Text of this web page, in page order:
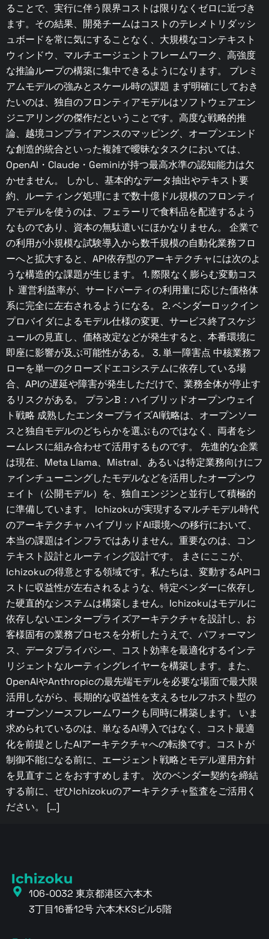
ることで、実行に伴う限界コストは限りなくゼロに近づき
ます。その結果、開発チームはコストのテレメトリダッシ
ュボードを常に気にすることなく、大規模なコンテキスト
ウィンドウ、マルチエージェントフレームワーク、高強度
な推論ループの構築に集中できるようになります。 プレミ
アムモデルの強みとスケール時の課題 まず明確にしておき
たいのは、独自のフロンティアモデルはソフトウェアエン
ジニアリングの傑作だということです。高度な戦略的推
論、越境コンプライアンスのマッピング、オープンエンド
な創造的統合といった複雑で曖昧なタスクにおいては、
OpenAI・Claude・Geminiが持つ最高水準の認知能力は欠
かせません。 しかし、基本的なデータ抽出やテキスト要
約、ルーティング処理にまで数十億ドル規模のフロンティ
アモデルを使うのは、フェラーリで食料品を配達するよう
なものであり、資本の無駄遣いにほかなりません。 企業で
の利用が小規模な試験導入から数千規模の自動化業務フロ
ーへと拡大すると、API依存型のアーキテクチャには次のよ
うな構造的な課題が生じます。 1. 際限なく膨らむ変動コス
ト 運営利益率が、サードパーティの利用量に応じた価格体
系に完全に左右されるようになる。 2. ベンダーロックイン
プロバイダによるモデル仕様の変更、サービス終了スケジ
ュールの見直し、価格改定などが発生すると、本番環境に
即座に影響が及ぶ可能性がある。 3. 単一障害点 中核業務フ
ローを単一のクローズドエコシステムに依存している場
合、APIの遅延や障害が発生しただけで、業務全体が停止す
るリスクがある。 プランB：ハイブリッドオープンウェイ
ト戦略 成熟したエンタープライズAI戦略は、オープンソー
スと独自モデルのどちらかを選ぶものではなく、両者をシ
ームレスに組み合わせて活用するものです。 先進的な企業
は現在、Meta Llama、Mistral、あるいは特定業務向けにフ
ァインチューニングしたモデルなどを活用したオープンウ
ェイト（公開モデル）を、独自エンジンと並行して積極的
に準備しています。 Ichizokuが実現するマルチモデル時代
のアーキテクチャ ハイブリッドAI環境への移行において、
本当の課題はインフラではありません。重要なのは、コン
テキスト設計とルーティング設計です。 まさにここが、
Ichizokuの得意とする領域です。私たちは、変動するAPIコ
ストに収益性が左右されるような、特定ベンダーに依存し
た硬直的なシステムは構築しません。Ichizokuはモデルに
依存しないエンタープライズアーキテクチャを設計し、お
客様固有の業務プロセスを分析したうえで、パフォーマン
ス、データプライバシー、コスト効率を最適化するインテ
リジェントなルーティングレイヤーを構築します。また、
OpenAIやAnthropicの最先端モデルを必要な場面で最大限
活用しながら、長期的な収益性を支えるセルフホスト型の
オープンソースフレームワークも同時に構築します。 いま
求められているのは、単なるAI導入ではなく、コスト最適
化を前提としたAIアーキテクチャへの転換です。コストが
制御不能になる前に、エージェント戦略とモデル運用方針
を見直すことをおすすめします。 次のベンダー契約を締結
する前に、ぜひIchizokuのアーキテクチャ監査をご活用く
ださい。 […]
106-0032 東京都港区六本木
3丁目16番12号 六本木KSビル5階